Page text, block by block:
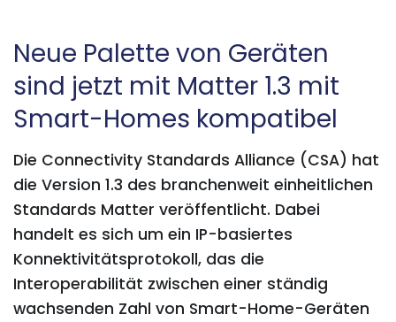
Neue Palette von Geräten
sind jetzt mit Matter 1.3 mit
Smart-Homes kompatibel
Die Connectivity Standards Alliance (CSA) hat
die Version 1.3 des branchenweit einheitlichen
Standards Matter veröffentlicht. Dabei
handelt es sich um ein IP-basiertes
Konnektivitätsprotokoll, das die
Interoperabilität zwischen einer ständig
wachsenden Zahl von Smart-Home-Geräten